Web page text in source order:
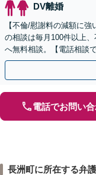
DV離婚
【不倫/慰謝料の減額に
の相談は毎月100件以上
へ無料相談。【電話相談
電話でお問い
長洲町に所在する弁